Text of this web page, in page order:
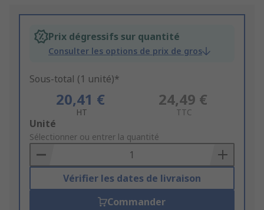
Prix dégressifs sur quantité
Consulter les options de prix de gros
Sous-total (1 unité)*
20,41 €
HT
24,49 €
TTC
Add
to
Basket
Unité
Sélectionner ou entrer la quantité
Vérifier les dates de livraison
Commander